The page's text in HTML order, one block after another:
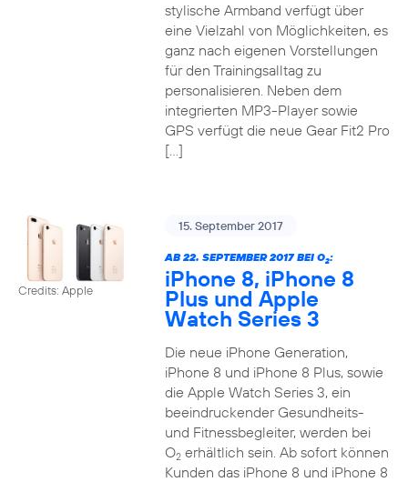
stylische Armband verfügt über
eine Vielzahl von Möglichkeiten, es
ganz nach eigenen Vorstellungen
für den Trainingsalltag zu
personalisieren. Neben dem
integrierten MP3-Player sowie
GPS verfügt die neue Gear Fit2 Pro
[…]
Credits: Apple
15. September 2017
AB 22. SEPTEMBER 2017 BEI O2:
iPhone 8, iPhone 8
Plus und Apple
Watch Series 3
Die neue iPhone Generation,
iPhone 8 und iPhone 8 Plus, sowie
die Apple Watch Series 3, ein
beeindruckender Gesundheits-
und Fitnessbegleiter, werden bei
O2erhältlich sein. Ab sofort können
Kunden das iPhone 8 und iPhone 8